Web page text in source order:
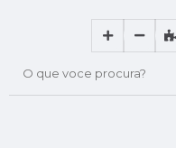
O que voce procura?